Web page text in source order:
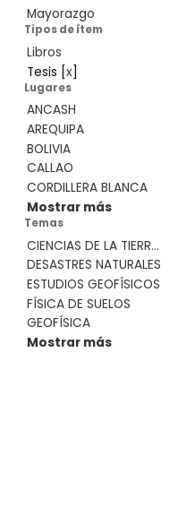
Mayorazgo
Tipos de ítem
Libros
Tesis [x]
Lugares
ANCASH
AREQUIPA
BOLIVIA
CALLAO
CORDILLERA BLANCA
Mostrar más
Temas
CIENCIAS DE LA TIERR...
DESASTRES NATURALES
ESTUDIOS GEOFÍSICOS
FÍSICA DE SUELOS
GEOFÍSICA
Mostrar más